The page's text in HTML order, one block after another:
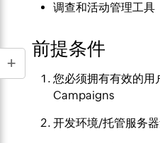
调查和活动管理工具
前提条件
您必须拥有有效的
Campaigns
开发环境/托管服务